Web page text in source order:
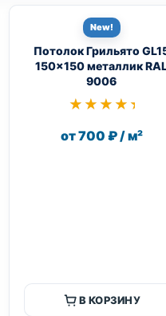
New!
Потолок Грильято
150×150 металлик
9006
★★★★★
★★★★★
от 700 ₽ / м²
В КОРЗИНУ